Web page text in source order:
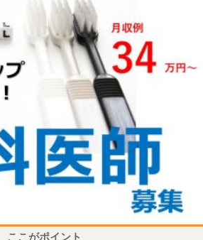
ここがポイント